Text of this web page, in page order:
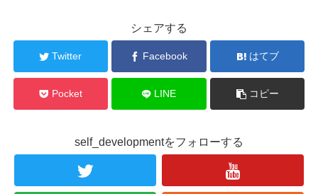
シェアする
Twitter Facebook はてブ
Pocket LINE コピー
self_developmentをフォローする